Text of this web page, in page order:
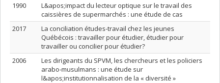
1990
L&apos;impact du lecteur optique sur le travail des
caissières de supermarchés : une étude de cas
2017
La conciliation études-travail chez les jeunes
Québécois : travailler pour étudier, étudier pour
travailler ou concilier pour étudier?
2006
Les dirigeants du SPVM, les chercheurs et les policiers
arabo-musulmans : une étude sur
l&apos;institutionnalisation de la « diversité »